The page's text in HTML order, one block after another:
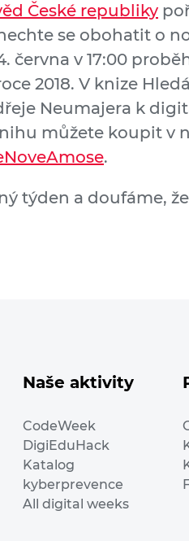
České republiky
se obohatit o
června v 17:00
2018. V knize
Neumajera k
můžete koupit
.
týden a doufáme,
Naše aktivity
CodeWeek
DigiEduHack
Katalog
kyberprevence
All digital weeks